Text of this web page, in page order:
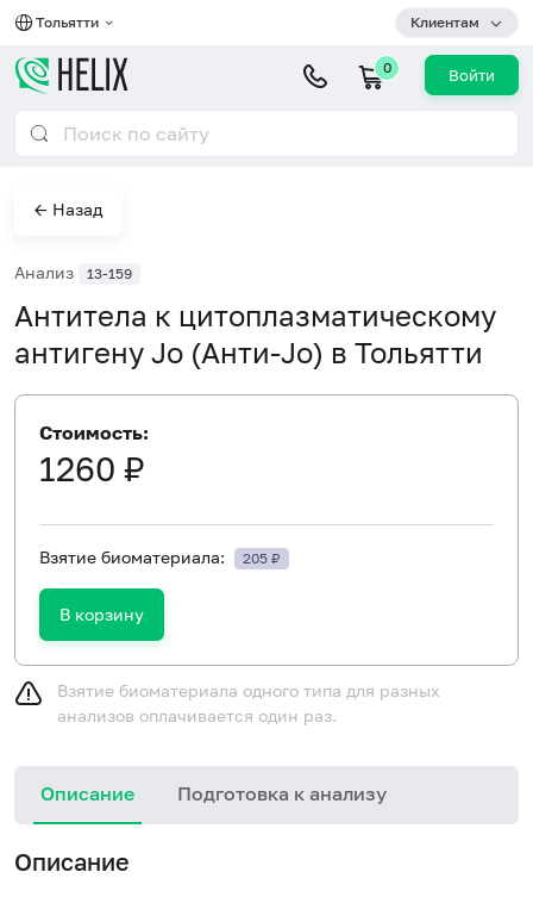
Тольятти Клиентам
0 Войти
← Назад
Анализ 13-159
Антитела к цитоплазматическому
антигену Jo (Анти-Jo) в Тольятти
Стоимость:
1260 ₽
Взятие биоматериала: 205 ₽
В корзину
Взятие биоматериала одного типа для разных
анализов оплачивается один раз.
Описание Подготовка к анализу
Описание